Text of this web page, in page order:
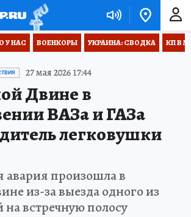
У НАС ВОЕНКОРЫ УКРАИНА: СВОДКА КП В
27 мая 2026 17:44
Двине в
ВАЗа и ГАЗа
легковушки
авария произошла в
из-за выезда одного из
на встречную полосу